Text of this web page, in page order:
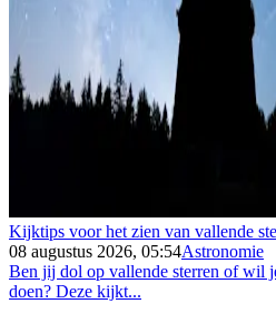
Kijktips voor het zien van vallende
08 augustus 2026, 05:54Astronomie
Ben jij dol op vallende sterren of wil
doen? Deze kijkt...